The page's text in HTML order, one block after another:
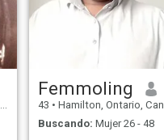
Femmoling
43 • Hamilton, Ontario, Canadá
Buscando: Mujer 26 - 48